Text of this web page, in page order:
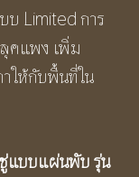
บ Limited การ
คแพง เพิ่ม
ให้กับพื้นที่ใน
แบบแผ่นพับ รุ่น